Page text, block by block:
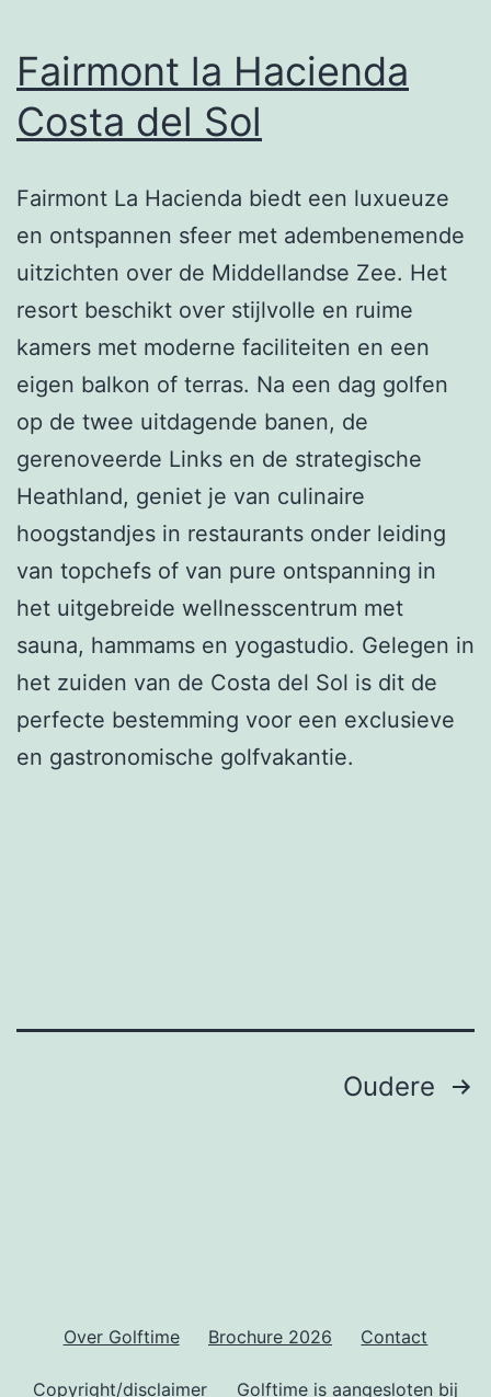
Fairmont la Hacienda
Costa del Sol
Fairmont La Hacienda biedt een luxueuze
en ontspannen sfeer met adembenemende
uitzichten over de Middellandse Zee. Het
resort beschikt over stijlvolle en ruime
kamers met moderne faciliteiten en een
eigen balkon of terras. Na een dag golfen
op de twee uitdagende banen, de
gerenoveerde Links en de strategische
Heathland, geniet je van culinaire
hoogstandjes in restaurants onder leiding
van topchefs of van pure ontspanning in
het uitgebreide wellnesscentrum met
sauna, hammams en yogastudio. Gelegen in
het zuiden van de Costa del Sol is dit de
perfecte bestemming voor een exclusieve
en gastronomische golfvakantie.
Oudere
Over Golftime Brochure 2026 Contact
Copyright/disclaimer Golftime is aangesloten bij